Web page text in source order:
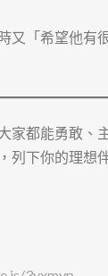
又「希望他有
家都能勇敢、
列下你的理想